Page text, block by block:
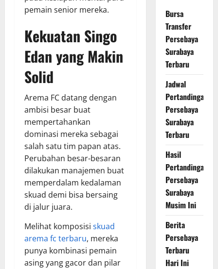
pemain senior mereka.
Kekuatan Singo
Edan yang Makin
Solid
Arema FC datang dengan
ambisi besar buat
mempertahankan
dominasi mereka sebagai
salah satu tim papan atas.
Perubahan besar-besaran
dilakukan manajemen buat
memperdalam kedalaman
skuad demi bisa bersaing
di jalur juara.
Melihat komposisi skuad
arema fc terbaru, mereka
punya kombinasi pemain
asing yang gacor dan pilar
Bursa
Transfer
Persebaya
Surabaya
Terbaru
Jadwal
Pertandingan
Persebaya
Surabaya
Terbaru
Hasil
Pertandingan
Persebaya
Surabaya
Musim Ini
Berita
Persebaya
Terbaru
Hari Ini